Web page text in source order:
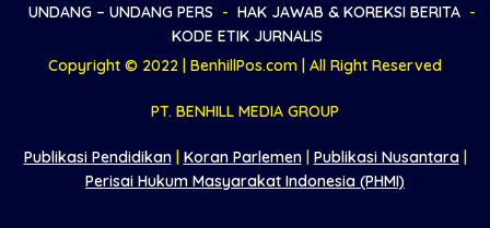
UNDANG – UNDANG PERS
HAK JAWAB & KOREKSI BERITA
KODE ETIK JURNALIS
Copyright © 2022 | BenhillPos.com | All Right Reserved
PT. BENHILL MEDIA GROUP
Publikasi Pendidikan| Koran Parlemen| Publikasi Nusantara|
Perisai Hukum Masyarakat Indonesia (PHMI)